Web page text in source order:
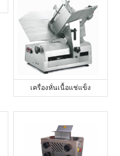
เครื่องหั่นเนื้อแช่แข็ง